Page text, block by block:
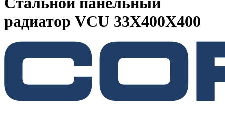
радиатор VCU 33Х400X400